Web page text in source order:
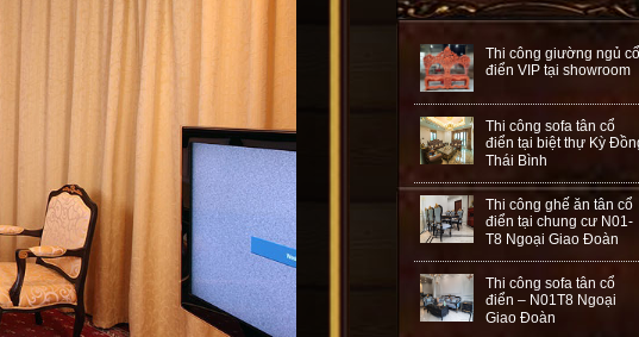
Thi công giường ngủ cổ
điển VIP tại showroom
Thi công sofa tân cổ
điển tại biệt thự Kỳ
Thái Bình
Thi công ghế ăn tân cổ
điển tại chung cư N01-
T8 Ngoại Giao Đoàn
Thi công sofa tân cổ
điển – N01T8 Ngoại
Giao Đoàn